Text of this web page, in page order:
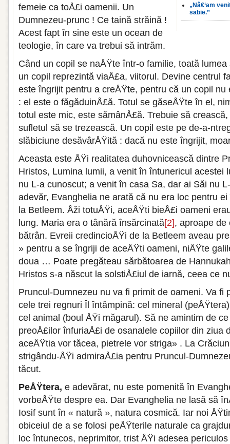
„Nâ€‘am
sabie.”
femeie ca toÅ£i oamenii. Un
Dumnezeu-prunc ! Ce taină străină !
Acest fapt în sine este un ocean de
teologie, în care va trebui să intrăm.
Când un copil se naÅŸte într-o familie, toată
un copil reprezintă viaÅ£a, viitorul. Devine centrul
este îngrijit pentru a creÅŸte, pentru că un copil nu
: el este o făgăduinÅ£ă. Totul se găseÅŸte în el,
totul este mic, este sămânÅ£ă. Trebuie să
sufletul să se trezească. Un copil este pe de-a-
slăbiciune desăvârÅŸită : dacă nu este îngrijit,
Aceasta este ÅŸi realitatea duhovnicească dintre
Hristos, Lumina lumii, a venit în întunericul acestei
nu L-a cunoscut; a venit în casa Sa, dar ai Săi nu
adevăr, Evanghelia ne arată că nu era loc pentru
la Betleem. Åži totuÅŸi, aceÅŸti bieÅ£i oameni
lung. Maria era o tânără însărcinată[2], aproape de
bătrân. Evreii credincioÅŸi de la Betleem aveau
» pentru a se îngriji de aceÅŸti oameni, niÅŸte
doua … Poate pregăteau sărbătoarea de
Hristos s-a născut la solstiÅ£iul de iarnă, ceea ce
Pruncul-Dumnezeu nu va fi primit de oameni. Va fi
cele trei regnuri Îl întâmpină: cel mineral
cel animal (boul ÅŸi măgarul). Să ne amintim de
preoÅ£ilor înfuriaÅ£i de osanalele copiilor din ziua
aceÅŸtia vor tăcea, pietrele vor striga» . La
strigându-ÅŸi admiraÅ£ia pentru Pruncul-
tăcut.
PeÅŸtera, e adevărat, nu este pomenită în
vorbeÅŸte despre ea. Dar Evanghelia ne lasă să
Iosif sunt în « natură », natura cosmică. Iar noi
obiceiul de a se folosi peÅŸterile naturale ca
loc întunecos, neprimitor, trist ÅŸi adesea